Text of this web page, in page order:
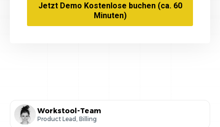
Jetzt Demo Kostenlose buchen (ca. 60
Minuten)
Workstool-Team
Product Lead, Billing